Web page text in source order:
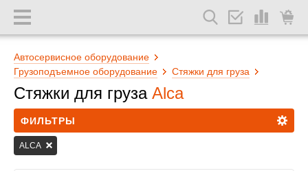
Автосервисное оборудование
Грузоподъемное оборудование
Стяжки для груза
Стяжки для груза Alca
ФИЛЬТРЫ
ALCA